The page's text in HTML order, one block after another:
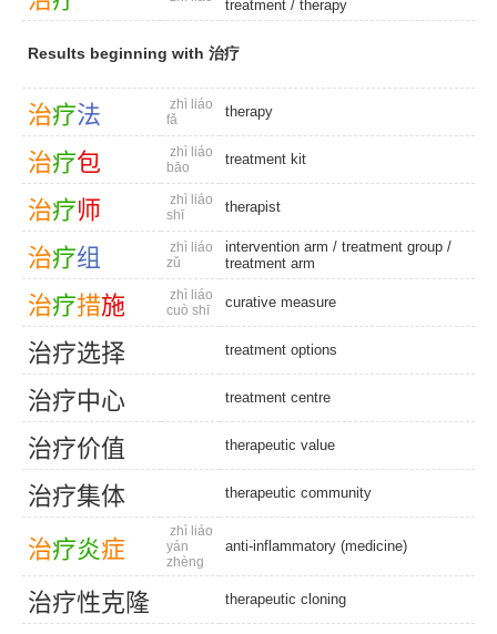
treatment / therapy
Results beginning with 治疗
治疗法
zhì liáo
fǎ
therapy
治疗包
zhì liáo
bāo
treatment kit
治疗师
zhì liáo
shī
therapist
治疗组
zhì liáo
zǔ
intervention arm / treatment group /
treatment arm
治疗措施
zhì liáo
cuò shī
curative measure
治疗选择 treatment options
治疗中心 treatment centre
治疗价值 therapeutic value
治疗集体 therapeutic community
治疗炎症
zhì liáo
yán
zhèng
anti-inflammatory (medicine)
治疗性克隆 therapeutic cloning